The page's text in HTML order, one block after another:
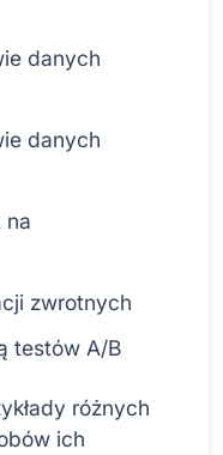
danych
danych
na
zwrotnych
testów A/B
różnych
ich